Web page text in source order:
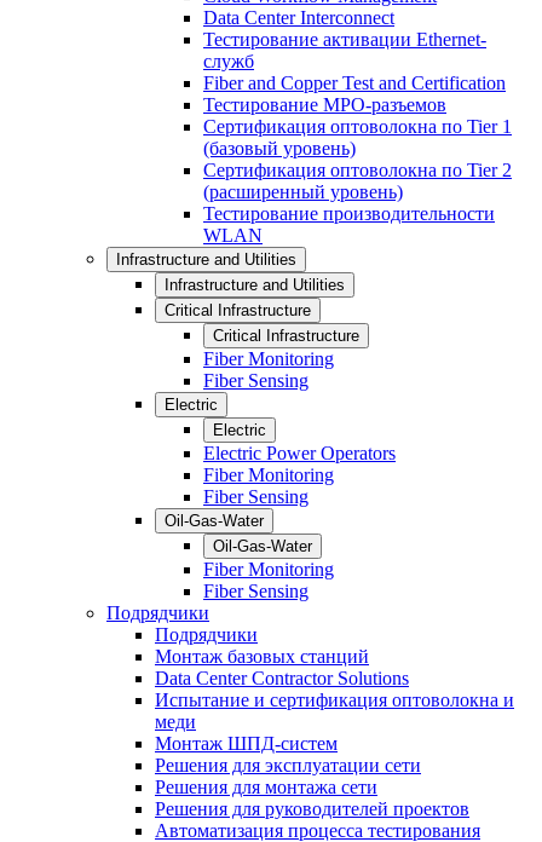
Data Center Interconnect
Тестирование активации Ethernet-
служб
Fiber and Copper Test and Certification
Тестирование МРО-разъемов
Сертификация оптоволокна по Tier 1
(базовый уровень)
Сертификация оптоволокна по Tier 2
(расширенный уровень)
Тестирование производительности
WLAN
Infrastructure and Utilities
Infrastructure and Utilities
Critical Infrastructure
Critical Infrastructure
Fiber Monitoring
Fiber Sensing
Electric
Electric
Electric Power Operators
Fiber Monitoring
Fiber Sensing
Oil-Gas-Water
Oil-Gas-Water
Fiber Monitoring
Fiber Sensing
Подрядчики
Подрядчики
Монтаж базовых станций
Data Center Contractor Solutions
Испытание и сертификация оптоволокна и
меди
Монтаж ШПД-систем
Решения для эксплуатации сети
Решения для монтажа сети
Решения для руководителей проектов
Автоматизация процесса тестирования